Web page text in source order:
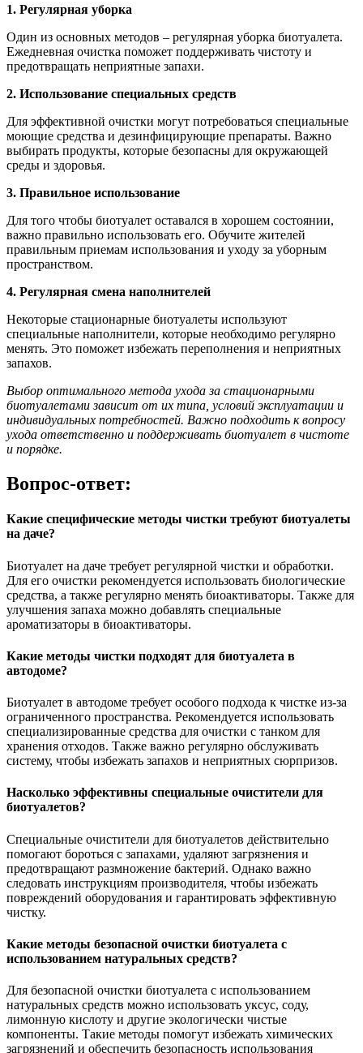
1. Регулярная уборка
Один из основных методов – регулярная уборка биотуалета.
Ежедневная очистка поможет поддерживать чистоту и
предотвращать неприятные запахи.
2. Использование специальных средств
Для эффективной очистки могут потребоваться специальные
моющие средства и дезинфицирующие препараты. Важно
выбирать продукты, которые безопасны для окружающей
среды и здоровья.
3. Правильное использование
Для того чтобы биотуалет оставался в хорошем состоянии,
важно правильно использовать его. Обучите жителей
правильным приемам использования и уходу за уборным
пространством.
4. Регулярная смена наполнителей
Некоторые стационарные биотуалеты используют
специальные наполнители, которые необходимо регулярно
менять. Это поможет избежать переполнения и неприятных
запахов.
Выбор оптимального метода ухода за стационарными
биотуалетами зависит от их типа, условий эксплуатации и
индивидуальных потребностей. Важно подходить к вопросу
ухода ответственно и поддерживать биотуалет в чистоте
и порядке.
Вопрос-ответ:
Какие специфические методы чистки требуют биотуалеты
на даче?
Биотуалет на даче требует регулярной чистки и обработки.
Для его очистки рекомендуется использовать биологические
средства, а также регулярно менять биоактиваторы. Также для
улучшения запаха можно добавлять специальные
ароматизаторы в биоактиваторы.
Какие методы чистки подходят для биотуалета в
автодоме?
Биотуалет в автодоме требует особого подхода к чистке из-за
ограниченного пространства. Рекомендуется использовать
специализированные средства для очистки с танком для
хранения отходов. Также важно регулярно обслуживать
систему, чтобы избежать запахов и неприятных сюрпризов.
Насколько эффективны специальные очистители для
биотуалетов?
Специальные очистители для биотуалетов действительно
помогают бороться с запахами, удаляют загрязнения и
предотвращают размножение бактерий. Однако важно
следовать инструкциям производителя, чтобы избежать
повреждений оборудования и гарантировать эффективную
чистку.
Какие методы безопасной очистки биотуалета с
использованием натуральных средств?
Для безопасной очистки биотуалета с использованием
натуральных средств можно использовать уксус, соду,
лимонную кислоту и другие экологически чистые
компоненты. Такие методы помогут избежать химических
загрязнений и обеспечить безопасность использования